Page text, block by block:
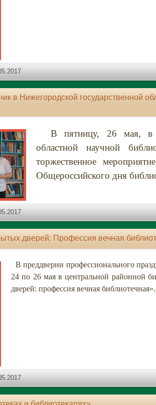
в Нижегородской государственной
В пятницу, 26 мая, в
областной научной
торжественное
Общероссийского дня
дверей: Профессия вечная
В преддверии профессионального
24 по 26 мая в центральной районной
дверей: профессия вечная библиотечная».